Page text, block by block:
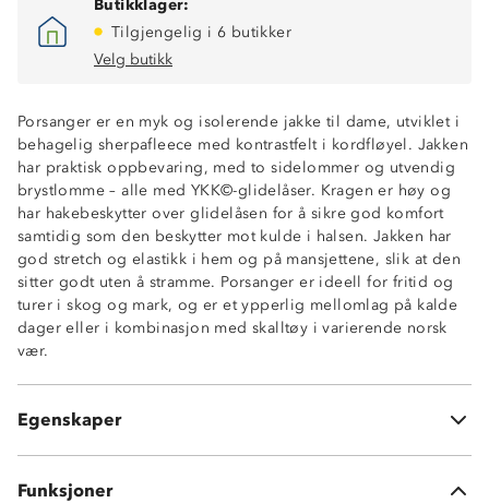
Butikklager:
Tilgjengelig i 6 butikker
Velg butikk
Porsanger er en myk og isolerende jakke til dame, utviklet i
behagelig sherpafleece med kontrastfelt i kordfløyel. Jakken
har praktisk oppbevaring, med to sidelommer og utvendig
brystlomme – alle med YKK©-glidelåser. Kragen er høy og
har hakebeskytter over glidelåsen for å sikre god komfort
samtidig som den beskytter mot kulde i halsen. Jakken har
god stretch og elastikk i hem og på mansjettene, slik at den
sitter godt uten å stramme. Porsanger er ideell for fritid og
turer i skog og mark, og er et ypperlig mellomlag på kalde
dager eller i kombinasjon med skalltøy i varierende norsk
vær.
Egenskaper
2-veisstretch
Isolerende sherpafleece
Kontrastfelt i kordfløyel
2 sidelommer med glidelås
1 brystlomme med glidelås
Elastiske avslutninger på ermer og hem
Funksjoner